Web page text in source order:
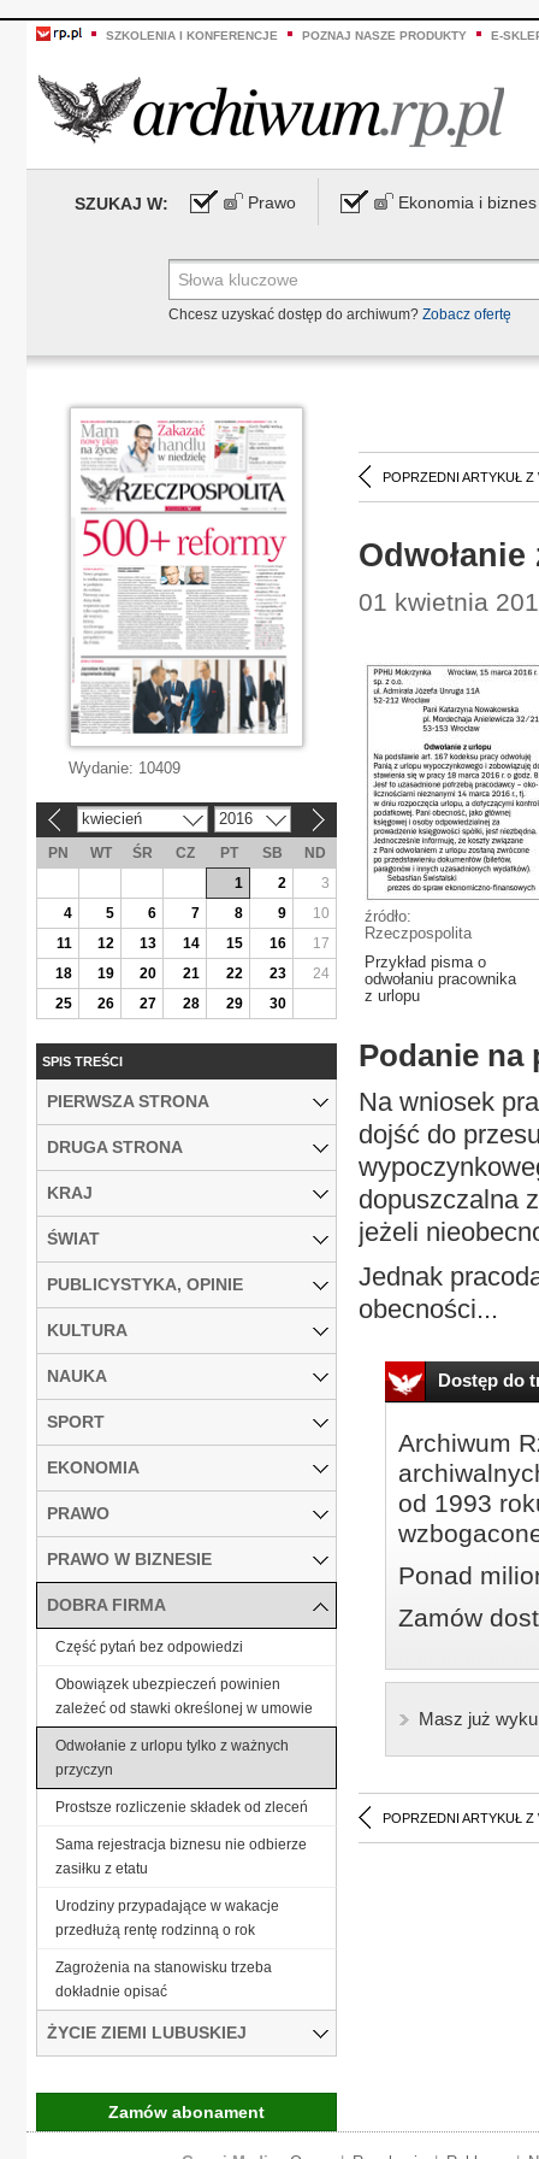
SZKOLENIA I KONFERENCJE POZNAJ NASZE PRODUKTY E-
SZUKAJ W: Prawo Ekonomia i biznes
Chcesz uzyskać dostęp do archiwum? Zobacz ofertę
POPRZEDNI ARTYKUŁ Z
01 kwietnia
źródło:
Rzeczpospolita
Przykład pisma o
odwołaniu pracownika
z urlopu
Podanie na
Na wniosek
dojść do
dopuszczalna
jeżeli
Jednak
obecności...
Dostęp do
Archiwum
od 1993
Ponad
Zamów
Masz już
POPRZEDNI ARTYKUŁ Z
Wydanie: 10409
kwiecień 2016
PN WT ŚR CZ PT SB
ND
1
2
3
4
5 6 7 8 9
10
11
12 13 14 15 16
17
18
19 20 21 22 23
24
25
26 27 28 29 30
SPIS TREŚCI
PIERWSZA STRONA
DRUGA STRONA
KRAJ
ŚWIAT
PUBLICYSTYKA, OPINIE
KULTURA
NAUKA
SPORT
EKONOMIA
PRAWO
PRAWO W BIZNESIE
DOBRA FIRMA
Część pytań bez odpowiedzi
Obowiązek ubezpieczeń powinien
zależeć od stawki określonej w umowie
Odwołanie z urlopu tylko z ważnych
przyczyn
Prostsze rozliczenie składek od zleceń
Sama rejestracja biznesu nie odbierze
zasiłku z etatu
Urodziny przypadające w wakacje
przedłużą rentę rodzinną o rok
Zagrożenia na stanowisku trzeba
dokładnie opisać
ŻYCIE ZIEMI LUBUSKIEJ
Zamów abonament